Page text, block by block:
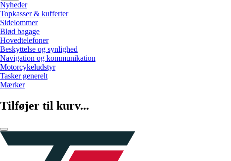
Nyheder
Topkasser & kufferter
Sidelommer
Blød bagage
Hovedtelefoner
Beskyttelse og synlighed
Navigation og kommunikation
Motorcykeludstyr
Tasker generelt
Mærker
Tilføjer til kurv...